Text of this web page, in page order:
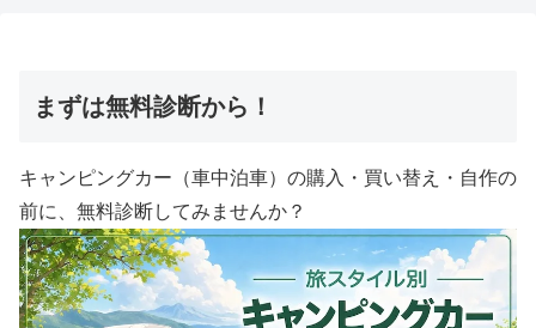
まずは無料診断から！
キャンピングカー（車中泊車）の購入・買い替え・自作の
前に、無料診断してみませんか？